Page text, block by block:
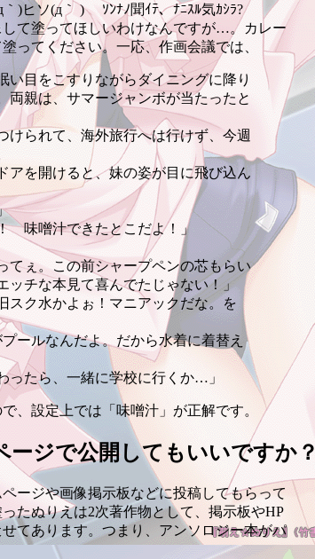
)ヒソ(д｀ ) ｿﾝﾅﾉ聞ｲﾃ、ﾅﾆｽﾙ気ｶｼﾗ?
て塗ってほしいわけなんですが…。カレー
ってください。一応、作画会議では、
目をこすりながらダイニングに降り
両親は、サマージャンボが当たったと
けられて、海外旅行へは行けず、今週
を開けると、妹の姿が目に飛び込ん
味噌汁できたとこだよ！」
てぇ。この前シャープペンの芯もらい
ッチな本見て喜んでたじゃない！」
スク水かよぉ！マニアックだな。を
ールなんだよ。だから水着に着替え
ったら、一緒に学校に行くか…」
、設定上では「味噌汁」が正解です。
ジで公開してもいいですか？
ージや画像掲示板などに投稿してもらって
たぬりえは2次著作物として、掲示板やHP
てあります。つまり、アンソロジー本がパ